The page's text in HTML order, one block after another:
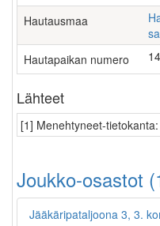
Hautausmaa
Haapajärvi, Haapajärven
Hautapaikan numero
Lähteet
[1] Menehtyneet-
Joukko-osastot
Jääkäripataljoona 3, 3.